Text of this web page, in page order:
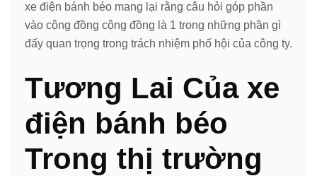
xe điện bánh béo mang lại rằng câu hỏi góp phần
vào cộng đồng cộng đồng là 1 trong những phần gì
đấy quan trọng trong trách nhiệm phố hội của công ty.
Tương Lai Của xe
điện bánh béo
Trong thị trường